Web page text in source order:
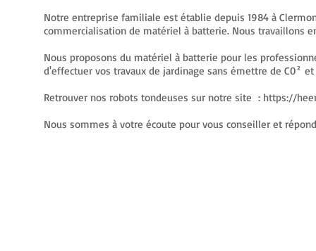
Notre entreprise familiale est établie depuis 1984 à
commercialisation de matériel à batterie. Nous travaillons
Nous proposons du matériel à batterie pour les
d'effectuer vos travaux de jardinage sans émettre de C0²
Retrouver nos robots tondeuses sur notre site : https://
Nous sommes à votre écoute pour vous conseiller et